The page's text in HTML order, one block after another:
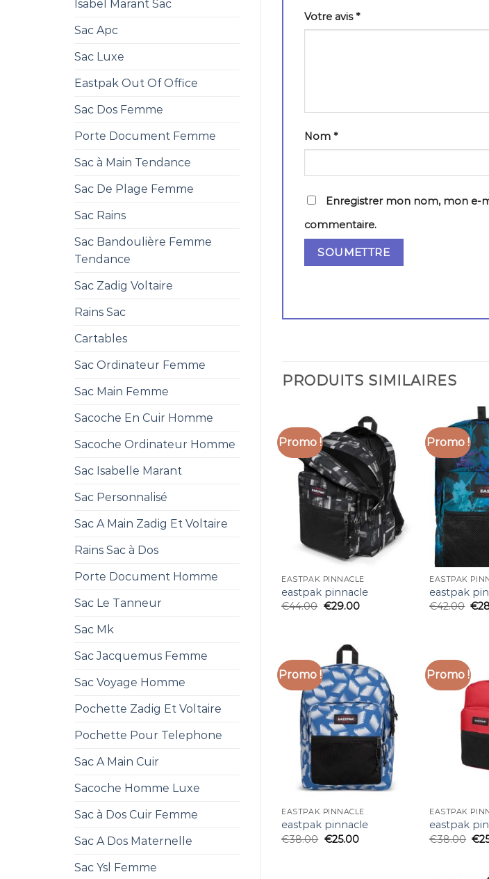
Isabel Marant Sac
Sac Apc
Sac Luxe
Eastpak Out Of Office
Sac Dos Femme
Porte Document Femme
Sac à Main Tendance
Sac De Plage Femme
Sac Rains
Sac Bandoulière Femme
Tendance
Sac Zadig Voltaire
Rains Sac
Cartables
Sac Ordinateur Femme
Sac Main Femme
Sacoche En Cuir Homme
Sacoche Ordinateur Homme
Sac Isabelle Marant
Sac Personnalisé
Sac A Main Zadig Et Voltaire
Rains Sac à Dos
Porte Document Homme
Sac Le Tanneur
Sac Mk
Sac Jacquemus Femme
Sac Voyage Homme
Pochette Zadig Et Voltaire
Pochette Pour Telephone
Sac A Main Cuir
Sacoche Homme Luxe
Sac à Dos Cuir Femme
Sac A Dos Maternelle
Sac Ysl Femme
Votre avis*
Nom *
Enregistrer mon nom, mon e-
commentaire.
PRODUITS SIMILAIRES
Promo !
EASTPAK PINNACLE
eastpak pinnacle
€44.00 €29.00
Promo !
EASTPAK
eastpak
€42.00 €
Promo !
EASTPAK PINNACLE
eastpak pinnacle
€38.00 €25.00
Promo !
EASTPAK
eastpak
€38.00 €